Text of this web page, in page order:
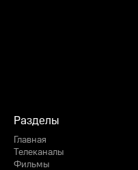
Разделы
Главная
Телеканалы
Фильмы